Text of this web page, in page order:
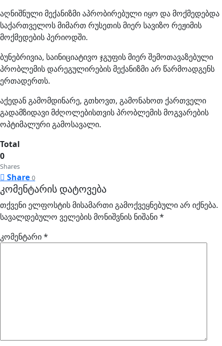
აღნიშნული მექანიზმი აპრობირებული იყო და მოქმედებდა
საქართველოს მიმართ რუსეთის მიერ სავიზო რეჟიმის
მოქმედების პერიოდში.
ბუნებრივია, საინიციატივო ჯგუფის მიერ შემოთავაზებული
პრობლემის დარეგულირების მექანიზმი არ წარმოადგენს
ერთადერთს.
აქედან გამომდინარე, გთხოვთ, გამონახოთ ქართველი
გადამზიდავი მძღოლებისთვის პრობლემის მოგვარების
ოპტიმალური გამოსავალი.
Total
0
Shares
Share 0
კომენტარის დატოვება
თქვენი ელფოსტის მისამართი გამოქვეყნებული არ იქნება.
სავალდებულო ველების მონიშვნის ნიშანი*
კომენტარი*